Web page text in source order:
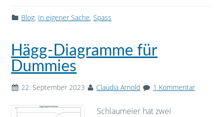
Blog, In eigener Sache,Spass
Hägg-Diagramme für
Dummies
22. September 2023 Claudia Arnold 1 Kommentar
Schlaumeier hat zwei